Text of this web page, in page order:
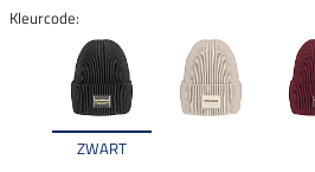
Kleurcode:
ZWART